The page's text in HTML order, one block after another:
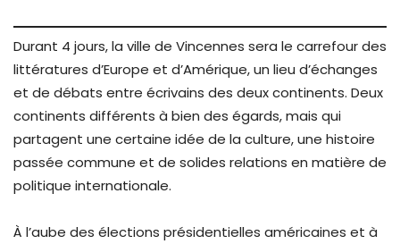
Durant 4 jours, la ville de Vincennes sera le carrefour des
littératures d’Europe et d’Amérique, un lieu d’échanges
et de débats entre écrivains des deux continents. Deux
continents différents à bien des égards, mais qui
partagent une certaine idée de la culture, une histoire
passée commune et de solides relations en matière de
politique internationale.
À l’aube des élections présidentielles américaines et à